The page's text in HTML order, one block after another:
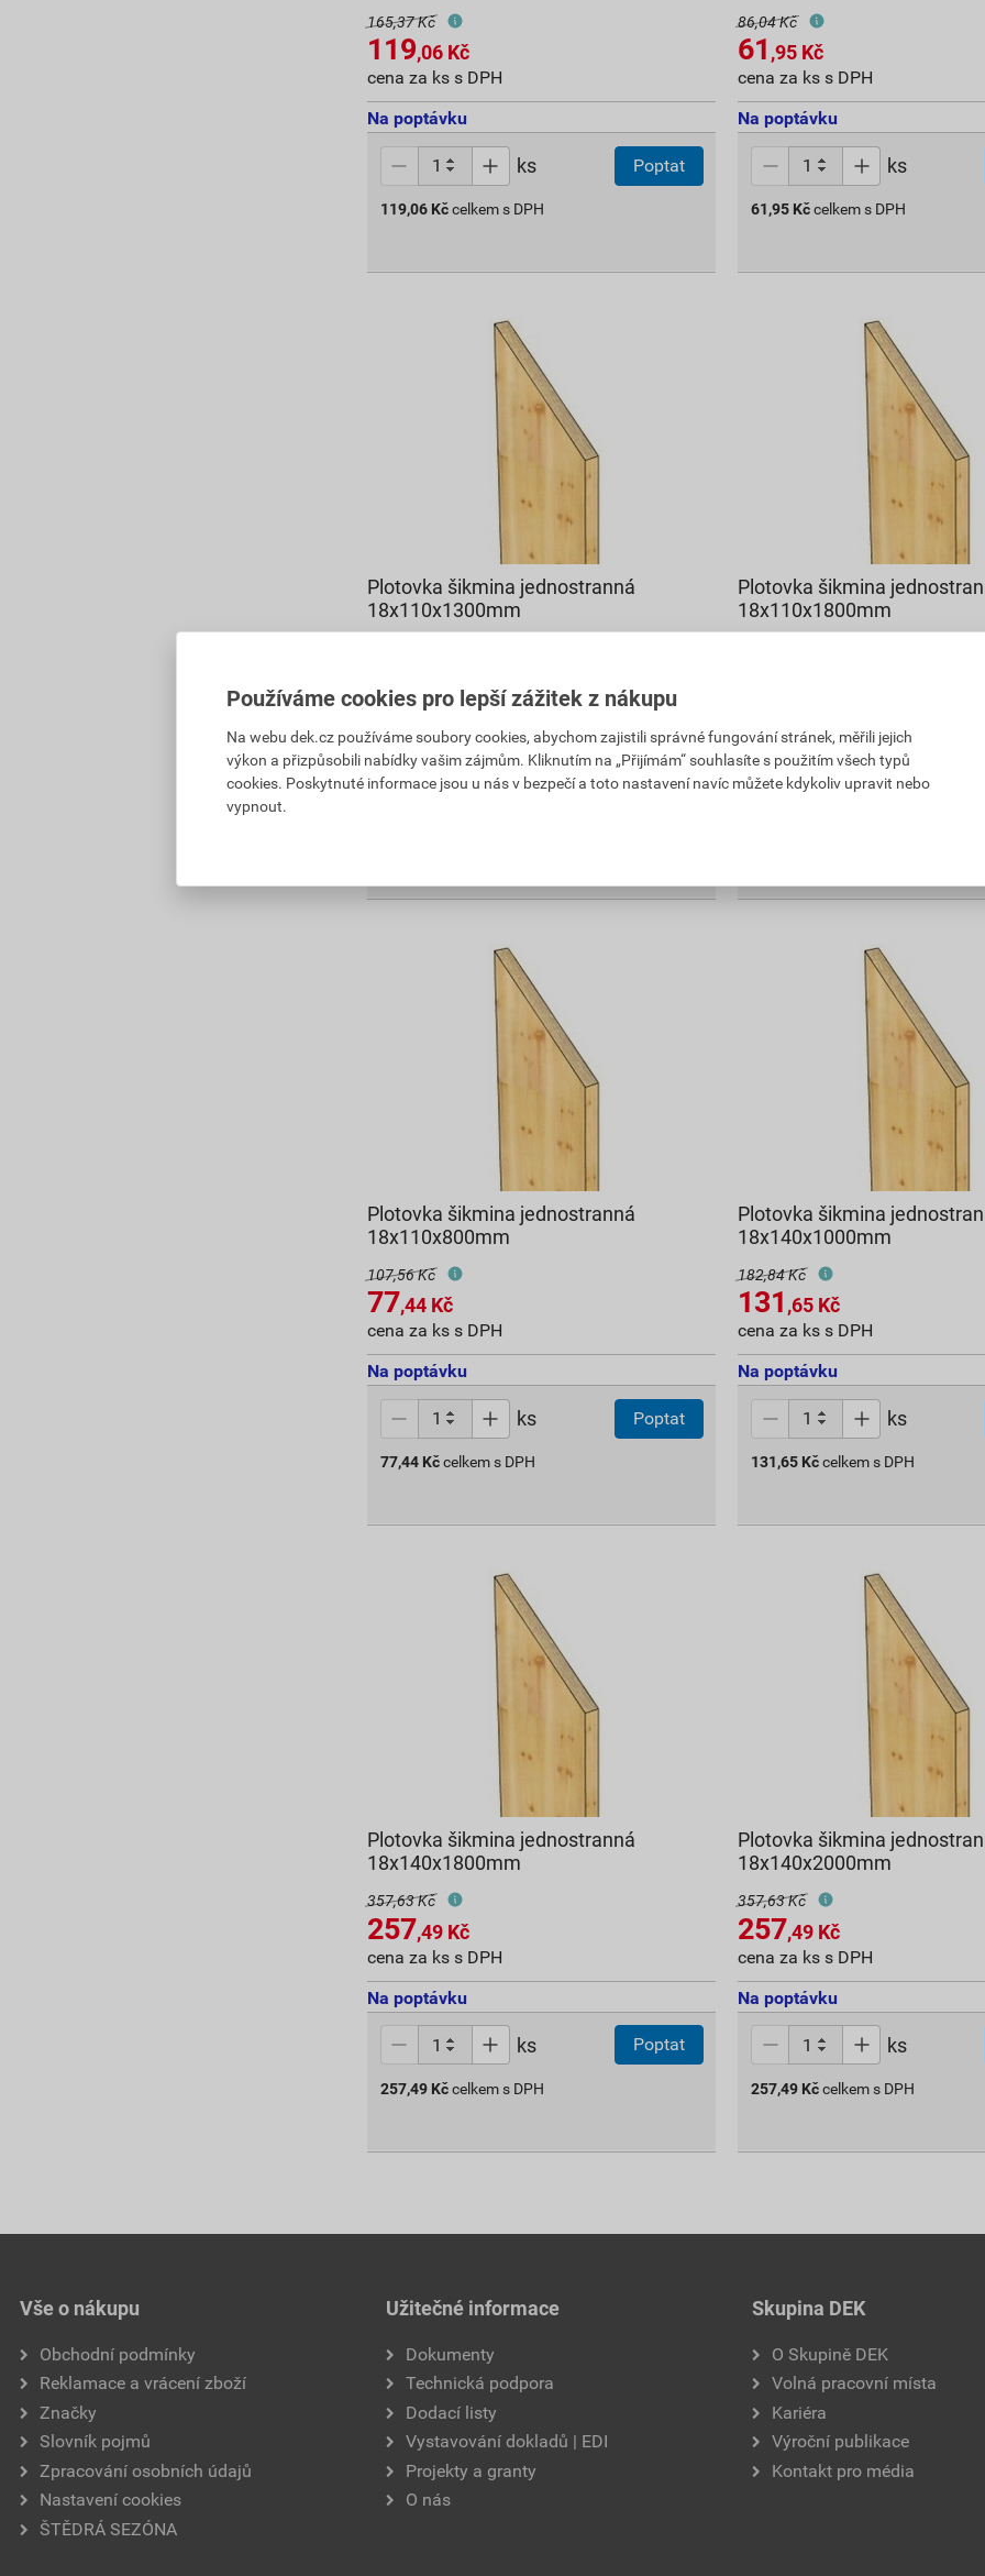
165,37 Kč
119,06 Kč
cena za ks s DPH
Na poptávku
ks Poptat
119,06 Kč celkem s DPH
86,04 Kč
61 ,95 Kč
cena za ks s DPH
Na poptávku
ks
61,95 Kčcelkem s DPH
Plotovka šikmina jednostranná
18x110x1300mm
cena za ks s DPH
Na poptávku
ks Poptat
Plotovka šikmina
18x110x1800mm
Na poptávku
ks
Plotovka šikmina jednostranná
18x110x800mm
107,56 Kč
77,44 Kč
cena za ks s DPH
Na poptávku
ks Poptat
77,44 Kč celkem s DPH
Plotovka šikmina
18x140x1000mm
182,84 Kč
131 ,65 Kč
cena za ks s DPH
Na poptávku
ks
131,65 Kčcelkem s DPH
Plotovka šikmina jednostranná
18x140x1800mm
357,63 Kč
257,49 Kč
cena za ks s DPH
Na poptávku
ks Poptat
257,49 Kč celkem s DPH
Plotovka šikmina
18x140x2000mm
357,63 Kč
257,49 Kč
cena za ks s DPH
Na poptávku
ks
257,49 Kčcelkem s DPH
Vše o nákupu
Obchodní podmínky
Reklamace a vrácení zboží
Značky
Slovník pojmů
Zpracování osobních údajů
Nastavení cookies
ŠTĚDRÁ SEZÓNA
Užitečné informace
Dokumenty
Technická podpora
Dodací listy
Vystavování dokladů | EDI
Projekty a granty
O nás
Skupina DEK
O Skupině DEK
Volná pracovní místa
Kariéra
Výroční publikace
Kontakt pro média
Používáme cookies pro lepší zážitek z nákupu
Na webu dek.cz používáme soubory cookies, abychom zajistili správné fungování stránek, měřili jejich
výkon a přizpůsobili nabídky vašim zájmům. Kliknutím na „Přijímám“ souhlasíte s použitím všech typů
cookies. Poskytnuté informace jsou u nás v bezpečí a toto nastavení navíc můžete kdykoliv upravit nebo
vypnout.